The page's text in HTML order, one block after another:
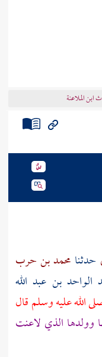
ابن الملاعنة
حدثنا محمد بن حرب
الواحد بن عبد الله
الله عليه وسلم قال
وولدها الذي لاعنت